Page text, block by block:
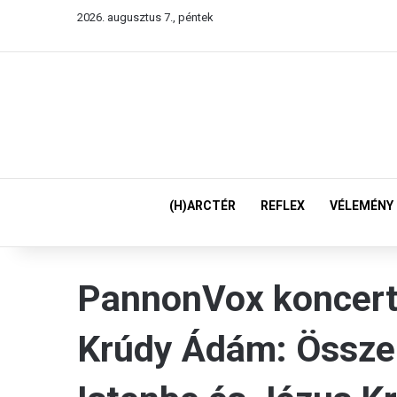
2026. augusztus 7., péntek
(H)ARCTÉR REFLEX VÉLEMÉNY
PannonVox
Krúdy Ádám: